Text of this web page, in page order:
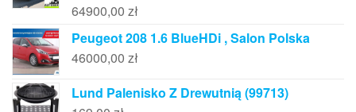
64900,00 zł
Peugeot 208 1.6 BlueHDi , Salon Polska
46000,00 zł
Lund Palenisko Z Drewutnią (99713)